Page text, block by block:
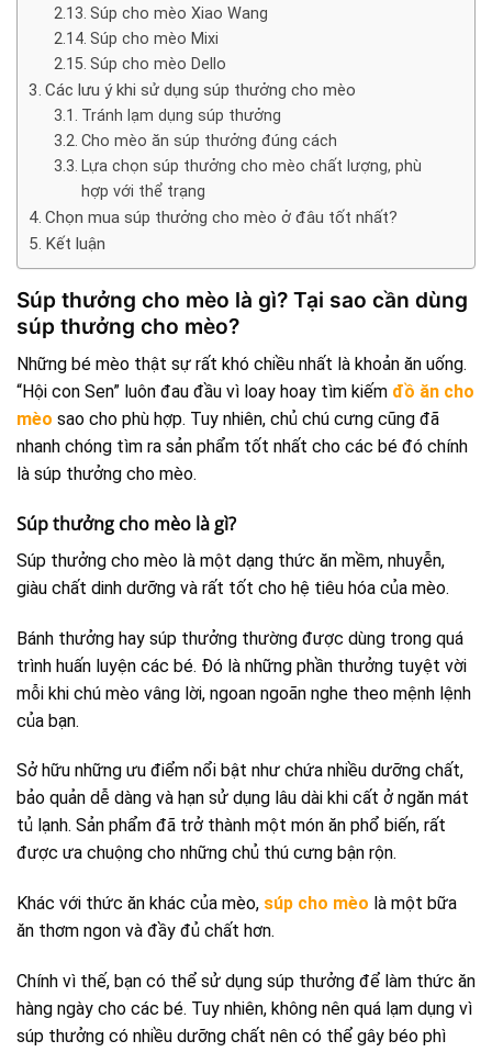
Súp cho mèo Xiao Wang
Súp cho mèo Mixi
Súp cho mèo Dello
Các lưu ý khi sử dụng súp thưởng cho mèo
Tránh lạm dụng súp thưởng
Cho mèo ăn súp thưởng đúng cách
Lựa chọn súp thưởng cho mèo chất lượng, phù
hợp với thể trạng
Chọn mua súp thưởng cho mèo ở đâu tốt nhất?
Kết luận
Súp thưởng cho mèo là gì? Tại sao cần dùng
súp thưởng cho mèo?
Những bé mèo thật sự rất khó chiều nhất là khoản ăn uống.
“Hội con Sen” luôn đau đầu vì loay hoay tìm kiếm đồ ăn cho
mèo sao cho phù hợp. Tuy nhiên, chủ chú cưng cũng đã
nhanh chóng tìm ra sản phẩm tốt nhất cho các bé đó chính
là súp thưởng cho mèo.
Súp thưởng cho mèo là gì?
Súp thưởng cho mèo là một dạng thức ăn mềm, nhuyễn,
giàu chất dinh dưỡng và rất tốt cho hệ tiêu hóa của mèo.
Bánh thưởng hay súp thưởng thường được dùng trong quá
trình huấn luyện các bé. Đó là những phần thưởng tuyệt vời
mỗi khi chú mèo vâng lời, ngoan ngoãn nghe theo mệnh lệnh
của bạn.
Sở hữu những ưu điểm nổi bật như chứa nhiều dưỡng chất,
bảo quản dễ dàng và hạn sử dụng lâu dài khi cất ở ngăn mát
tủ lạnh. Sản phẩm đã trở thành một món ăn phổ biến, rất
được ưa chuộng cho những chủ thú cưng bận rộn.
Khác với thức ăn khác của mèo, súp cho mèo là một bữa
ăn thơm ngon và đầy đủ chất hơn.
Chính vì thế, bạn có thể sử dụng súp thưởng để làm thức ăn
hàng ngày cho các bé. Tuy nhiên, không nên quá lạm dụng vì
súp thưởng có nhiều dưỡng chất nên có thể gây béo phì